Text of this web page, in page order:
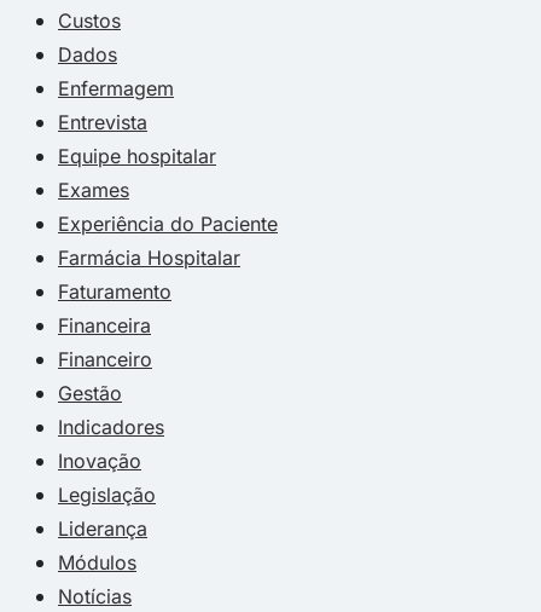
Custos
Dados
Enfermagem
Entrevista
Equipe hospitalar
Exames
Experiência do Paciente
Farmácia Hospitalar
Faturamento
Financeira
Financeiro
Gestão
Indicadores
Inovação
Legislação
Liderança
Módulos
Notícias